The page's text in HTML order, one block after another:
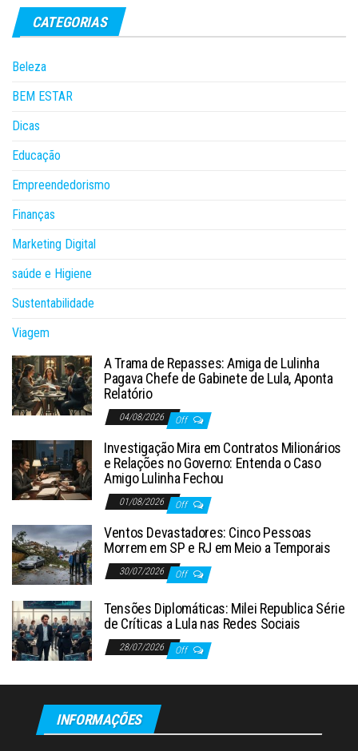
CATEGORIAS
Beleza
BEM ESTAR
Dicas
Educação
Empreendedorismo
Finanças
Marketing Digital
saúde e Higiene
Sustentabilidade
Viagem
A Trama de Repasses: Amiga de Lulinha
Pagava Chefe de Gabinete de Lula, Aponta
Relatório
04/08/2026 Off
Investigação Mira em Contratos Milionários
e Relações no Governo: Entenda o Caso
Amigo Lulinha Fechou
01/08/2026 Off
Ventos Devastadores: Cinco Pessoas
Morrem em SP e RJ em Meio a Temporais
30/07/2026 Off
Tensões Diplomáticas: Milei Republica Série
de Críticas a Lula nas Redes Sociais
28/07/2026 Off
INFORMAÇÕES